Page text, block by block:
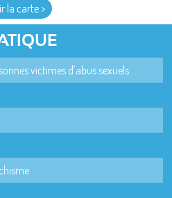
la carte >
victimes d'abus sexuels